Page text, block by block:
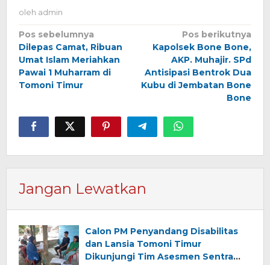
oleh admin
Navigasi
pos
Pos sebelumnya
Dilepas Camat, Ribuan
Umat Islam Meriahkan
Pawai 1 Muharram di
Tomoni Timur
Pos berikutnya
Kapolsek Bone Bone,
AKP. Muhajir. SPd
Antisipasi Bentrok Dua
Kubu di Jembatan Bone
Bone
Jangan Lewatkan
Calon PM Penyandang Disabilitas
dan Lansia Tomoni Timur
Dikunjungi Tim Asesmen Sentra